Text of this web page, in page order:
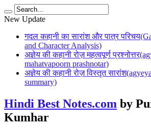
New Update
गदल कहानी का सारांश और पात्र
and Character Analysis)
अज्ञेय की कहानी रोज़ महत्वपूर्ण
mahatvapoorn prashnotar)
अज्ञेय की कहानी रोज़ विस्तृत
summary)
Hindi Best Notes.com by
Kumhar